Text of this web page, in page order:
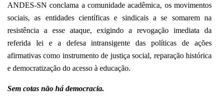
ANDES-SN conclama a comunidade acadêmica, os movimentos
sociais, as entidades científicas e sindicais a se somarem na
resistência a esse ataque, exigindo a revogação imediata da
referida lei e a defesa intransigente das políticas de ações
afirmativas como instrumento de justiça social, reparação histórica
e democratização do acesso à educação.
Sem cotas não há democracia.